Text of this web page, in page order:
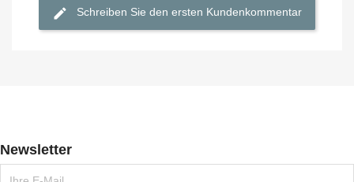
Schreiben Sie den ersten Kundenkommentar
Newsletter